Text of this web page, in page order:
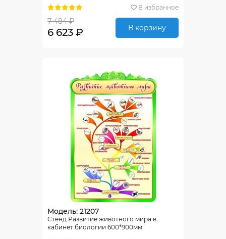
В избранное
7 484 ₽
6 623 ₽ В корзину
Модель: 21207
Стенд Развитие животного мира в
кабинет биологии 600*900мм